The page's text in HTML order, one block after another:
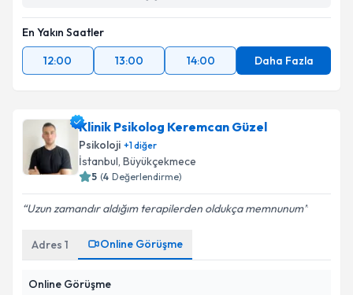
En Yakın Saatler
12:00
13:00 14:00 Daha Fazla
Klinik Psikolog Keremcan Güzel
Psikoloji +1diğer
İstanbul, Büyükçekmece
5 (4 Değerlendirme)
Uzun zamandır aldığım terapilerden oldukça memnunum
Adres 1 Online Görüşme
Online Görüşme